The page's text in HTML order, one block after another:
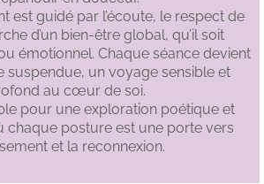
est guidé par l’écoute, le respect de
d’un bien-être global, qu’il soit
émotionnel. Chaque séance devient
suspendue, un voyage sensible et
au cœur de soi.
pour une exploration poétique et
chaque posture est une porte vers
et la reconnexion.